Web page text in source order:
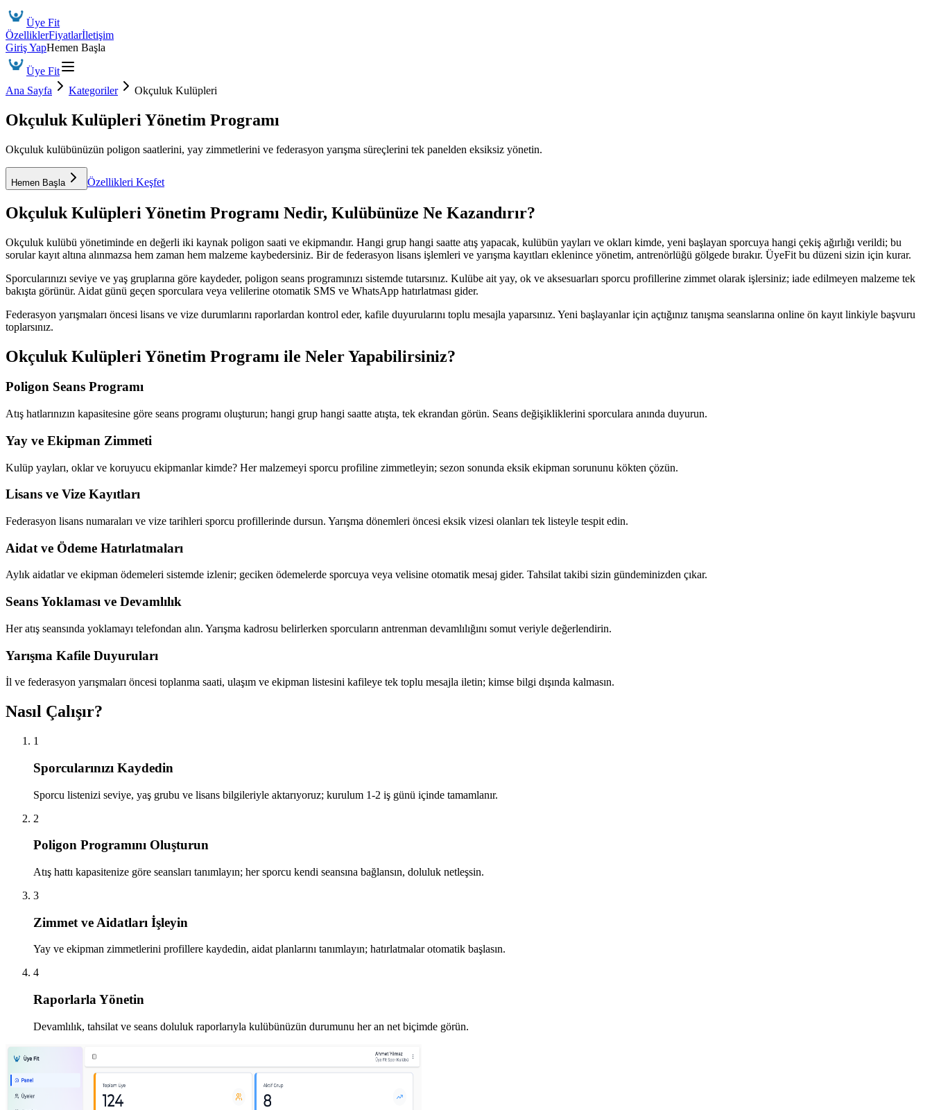
Üye Fit
ÖzelliklerFiyatlarİletişim
Giriş YapHemen Başla
Üye Fit
Ana Sayfa
Kategoriler Okçuluk Kulüpleri
Okçuluk Kulüpleri Yönetim Programı
Okçuluk kulübünüzün poligon saatlerini, yay zimmetlerini ve federasyon yarışma süreçlerini tek panelden eksiksiz yönetin.
Hemen Başla Özellikleri Keşfet
Okçuluk Kulüpleri Yönetim Programı Nedir, Kulübünüze Ne Kazandırır?
Okçuluk kulübü yönetiminde en değerli iki kaynak poligon saati ve ekipmandır. Hangi grup hangi saatte atış yapacak, kulübün yayları ve okları kimde, yeni başlayan sporcuya hangi çekiş ağırlığı verildi; bu
sorular kayıt altına alınmazsa hem zaman hem malzeme kaybedersiniz. Bir de federasyon lisans işlemleri ve yarışma kayıtları eklenince yönetim, antrenörlüğü gölgede bırakır. ÜyeFit bu düzeni sizin için kurar.
Sporcularınızı seviye ve yaş gruplarına göre kaydeder, poligon seans programınızı sistemde tutarsınız. Kulübe ait yay, ok ve aksesuarları sporcu profillerine zimmet olarak işlersiniz; iade edilmeyen malzeme tek
bakışta görünür. Aidat günü geçen sporculara veya velilerine otomatik SMS ve WhatsApp hatırlatması gider.
Federasyon yarışmaları öncesi lisans ve vize durumlarını raporlardan kontrol eder, kafile duyurularını toplu mesajla yaparsınız. Yeni başlayanlar için açtığınız tanışma seanslarına online ön kayıt linkiyle başvuru
toplarsınız.
Okçuluk Kulüpleri Yönetim Programı ile Neler Yapabilirsiniz?
Poligon Seans Programı
Atış hatlarınızın kapasitesine göre seans programı oluşturun; hangi grup hangi saatte atışta, tek ekrandan görün. Seans değişikliklerini sporculara anında duyurun.
Yay ve Ekipman Zimmeti
Kulüp yayları, oklar ve koruyucu ekipmanlar kimde? Her malzemeyi sporcu profiline zimmetleyin; sezon sonunda eksik ekipman sorununu kökten çözün.
Lisans ve Vize Kayıtları
Federasyon lisans numaraları ve vize tarihleri sporcu profillerinde dursun. Yarışma dönemleri öncesi eksik vizesi olanları tek listeyle tespit edin.
Aidat ve Ödeme Hatırlatmaları
Aylık aidatlar ve ekipman ödemeleri sistemde izlenir; geciken ödemelerde sporcuya veya velisine otomatik mesaj gider. Tahsilat takibi sizin gündeminizden çıkar.
Seans Yoklaması ve Devamlılık
Her atış seansında yoklamayı telefondan alın. Yarışma kadrosu belirlerken sporcuların antrenman devamlılığını somut veriyle değerlendirin.
Yarışma Kafile Duyuruları
İl ve federasyon yarışmaları öncesi toplanma saati, ulaşım ve ekipman listesini kafileye tek toplu mesajla iletin; kimse bilgi dışında kalmasın.
Nasıl Çalışır?
1
Sporcularınızı Kaydedin
Sporcu listenizi seviye, yaş grubu ve lisans bilgileriyle aktarıyoruz; kurulum 1-2 iş günü içinde tamamlanır.
2
Poligon Programını Oluşturun
Atış hattı kapasitenize göre seansları tanımlayın; her sporcu kendi seansına bağlansın, doluluk netleşsin.
3
Zimmet ve Aidatları İşleyin
Yay ve ekipman zimmetlerini profillere kaydedin, aidat planlarını tanımlayın; hatırlatmalar otomatik başlasın.
4
Raporlarla Yönetin
Devamlılık, tahsilat ve seans doluluk raporlarıyla kulübünüzün durumunu her an net biçimde görün.